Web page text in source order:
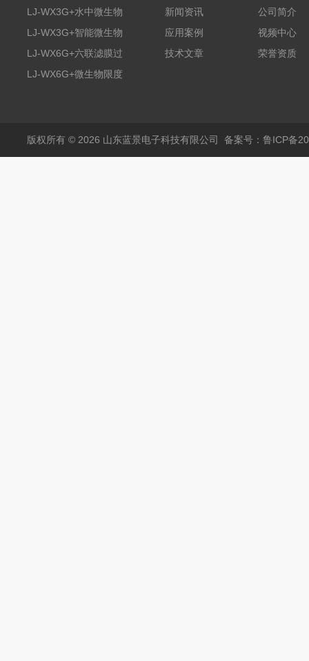
LJ-WX3G+水中微生物
膜过滤装置
LJ-WX3G+智能微生物
限度仪
LJ-WX6G+六联滤膜过
滤器
LJ-WX6G+微生物限度
新闻资讯
应用案例
技术文章
公司简介
视频中心
荣誉资质
版权所有 © 2026 山东蓝景电子科技有限公司 备案号：鲁ICP备